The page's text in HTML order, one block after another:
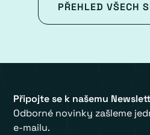
PŘEHLED VŠECH
Připojte se k našemu
Odborné novinky zašleme
e-mailu.